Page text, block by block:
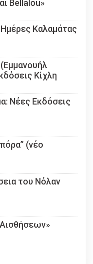
Bellalou»
Καλαμάτας
Κίχλη
Νέες Εκδόσεις
(νέο
του Νόλαν